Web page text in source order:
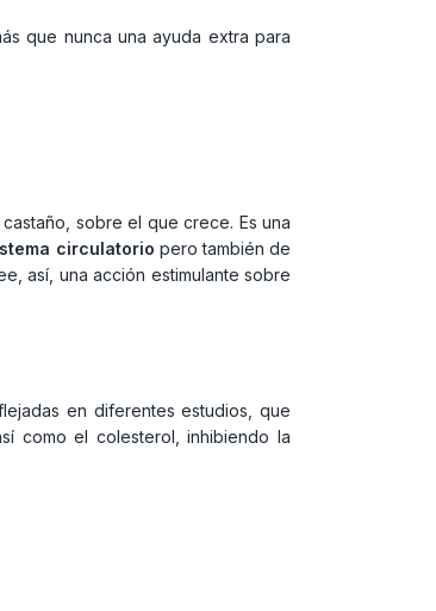
que nunca una ayuda extra para
sobre el que crece. Es una
circulatorio pero también de
así, una acción estimulante sobre
en diferentes estudios, que
como el colesterol, inhibiendo la